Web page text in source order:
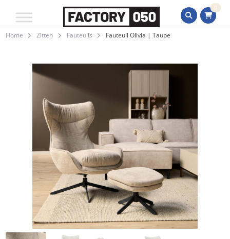
0
Home Zitten Fauteuils Fauteuil Olivia | Taupe